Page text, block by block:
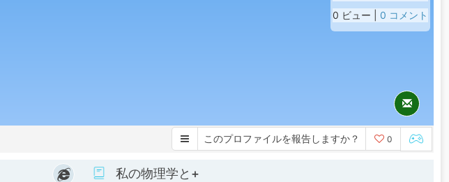
0 ビュー | 0 コメント
このプロファイルを報告しますか？ 0
私の物理学と+